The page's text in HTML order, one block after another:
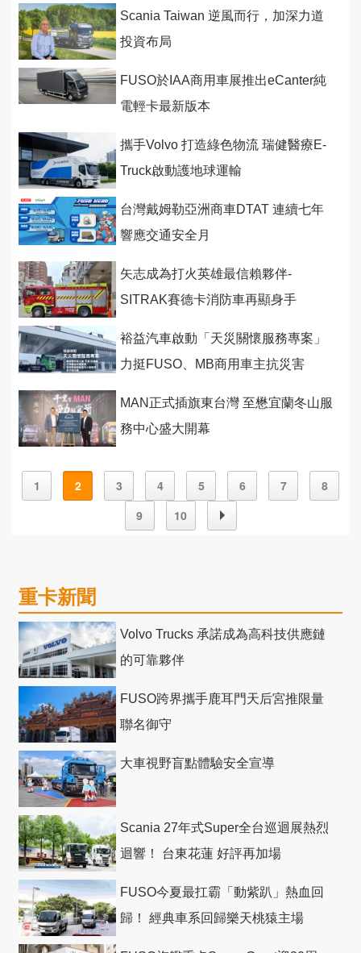
Scania Taiwan 逆風而行，加深力道
投資布局
FUSO於IAA商用車展推出eCanter純
電輕卡最新版本
攜手Volvo 打造綠色物流 瑞健醫療E-
Truck啟動護地球運輸
台灣戴姆勒亞洲商車DTAT 連續七年
響應交通安全月
矢志成為打火英雄最信賴夥伴-
SITRAK賽德卡消防車再顯身手
裕益汽車啟動「天災關懷服務專案」
力挺FUSO、MB商用車主抗災害
MAN正式插旗東台灣 至懋宜蘭冬山服
務中心盛大開幕
1 2 3 4 5 6 7
8
9
10
重卡新聞
Volvo Trucks 承諾成為高科技供應鏈
的可靠夥伴
FUSO跨界攜手鹿耳門天后宮推限量
聯名御守
大車視野盲點體驗安全宣導
Scania 27年式Super全台巡迴展熱烈
迴響！ 台東花蓮 好評再加場
FUSO今夏最扛霸「動紫趴」熱血回
歸！ 經典車系回歸樂天桃猿主場